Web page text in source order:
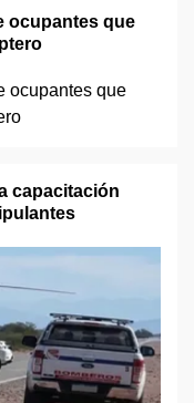
ocupantes que
capacitación